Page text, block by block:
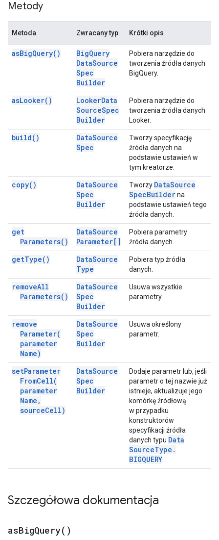
Metody
Metoda Zwracany typ Krótki opis
asBigQuery( ) BigQuery
DataSource
Spec
Builder
Pobiera narzędzie do
tworzenia źródła danych
BigQuery.
asLooker( ) LookerData
SourceSpec
Builder
Pobiera narzędzie do
tworzenia źródła danych
Looker.
build( ) DataSource
Spec
Tworzy specyfikację
źródła danych na
podstawie ustawień w
tym kreatorze.
copy( ) DataSource
Spec
Builder
Tworzy DataSource
SpecBuilderna
podstawie ustawień tego
źródła danych.
get
Parameters( )
DataSource
Parameter[]
Pobiera parametry
źródła danych.
getType( ) DataSource
Type
Pobiera typ źródła
danych.
removeAll
Parameters( )
DataSource
Spec
Builder
Usuwa wszystkie
parametry.
remove
Parameter(
parameter
Name)
DataSource
Spec
Builder
Usuwa określony
parametr.
setParameter
FromCell(
parameter
Name ,
sourceCell)
DataSource
Spec
Builder
Dodaje parametr lub, jeśli
parametr o tej nazwie już
istnieje, aktualizuje jego
komórkę źródłową
w przypadku
konstruktorów
specyfikacji źródła
danych typu Data
SourceType .
BIGQUERY
Szczegółowa dokumentacja
asBigQuery( )